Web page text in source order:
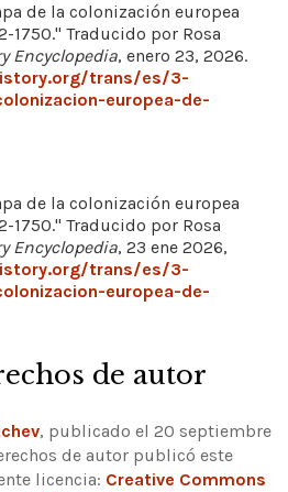
de la colonización europea
1750." Traducido por Rosa
Encyclopedia, enero 23, 2026.
trans/es/3-
europea-de-
de la colonización europea
1750." Traducido por Rosa
Encyclopedia, 23 ene 2026,
trans/es/3-
europea-de-
de autor
, publicado el 20 septiembre
de autor publicó este
licencia: Creative Commons